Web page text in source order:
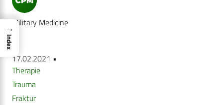
Military Medicine
17.02.2021 •
Therapie
Trauma
Fraktur
→
Index